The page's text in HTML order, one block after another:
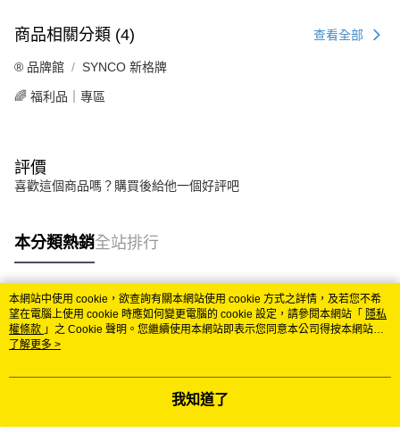
商品相關分類 (4) 查看全部
®️ 品牌館 SYNCO 新格牌
🌈 福利品｜專區
評價
喜歡這個商品嗎？購買後給他一個好評吧
本分類熱銷全站排行
熱門標籤
本網站中使用 cookie，欲查詢有關本網站使用 cookie 方式之詳情，及若您不希
望在電腦上使用 cookie 時應如何變更電腦的 cookie 設定，請參閱本網站「 隱私
權條款 」之 Cookie 聲明。您繼續使用本網站即表示您同意本公司得按本網站使
用條款之 Cookie 聲明使用 cookie。
了解更多 >
我知道了